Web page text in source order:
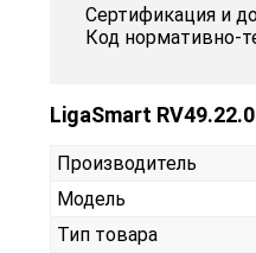
Сертификация и
Код нормативно-
LigaSmart
Производитель
Модель
Тип товара